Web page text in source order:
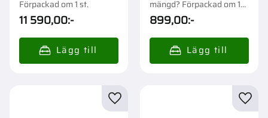
Förpackad om 1 st.
11 590,00:-
mängd? Förpackad om 1
st.
899,00:-
Lägg till i favoriter